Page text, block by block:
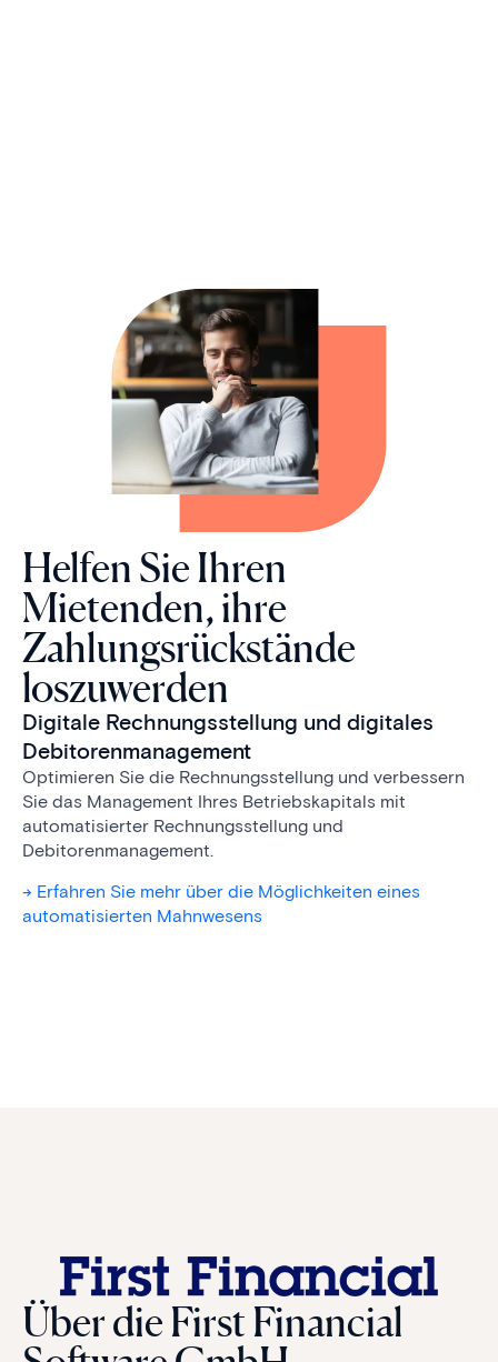
Helfen Sie Ihren
Mietenden, ihre
Zahlungsrückstände
loszuwerden
Digitale Rechnungsstellung und digitales
Debitorenmanagement
Optimieren Sie die Rechnungsstellung und verbessern
Sie das Management Ihres Betriebskapitals mit
automatisierter Rechnungsstellung und
Debitorenmanagement.
-> Erfahren Sie mehr über die Möglichkeiten eines
automatisierten Mahnwesens
Über die First Financial